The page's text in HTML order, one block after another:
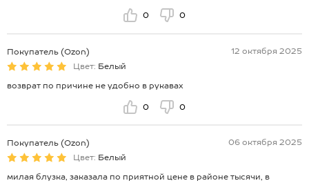
0 0
Покупатель (Ozon)
12 октября 2025
Цвет: Белый
возврат по причине не удобно в рукавах
0 0
Покупатель (Ozon)
06 октября 2025
Цвет: Белый
милая блузка, заказала по приятной цене в районе тысячи, в